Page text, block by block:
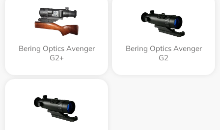
Bering Optics Avenger
G2+
Bering Optics Avenger
G2